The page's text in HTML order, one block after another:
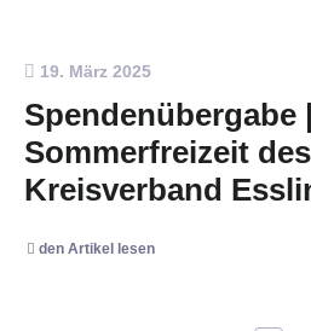
19. März 2025
Spendenübergabe |
Sommerfreizeit
Kreisverband
den Artikel lesen